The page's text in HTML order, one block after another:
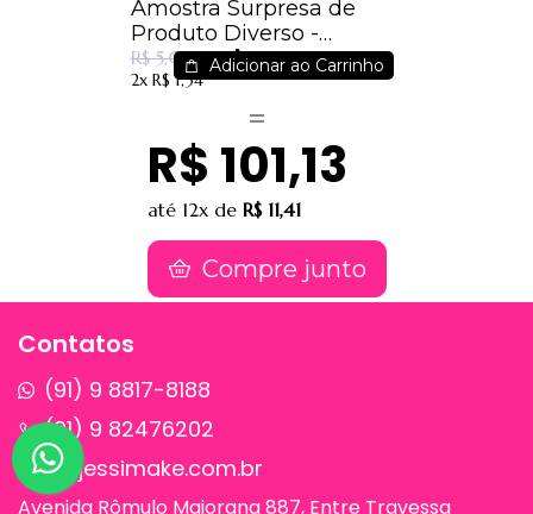
Amostra Surpresa de
Produto Diverso -
Surpreenda-se
R$ 5,00 R$ 2,49
2x R$ 1,34
Adicionar ao Carrinho
R$ 101,13
até 12x de R$ 11,41
Compre junto
Contatos
(91) 9 8817-8188
(91) 9 82476202
sac@jessimake.com.br
Avenida Rômulo Maiorana 887, Entre Travessa